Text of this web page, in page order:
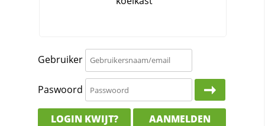
Gebruiker
Paswoord
LOGIN KWIJT? AANMELDEN